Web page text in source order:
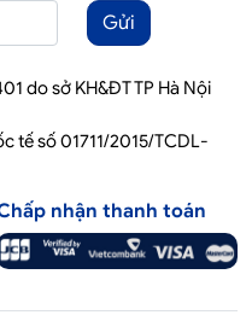
Gửi
do sở KH&ĐT TP Hà Nội
tế số 01711/2015/TCDL-
nhận thanh toán